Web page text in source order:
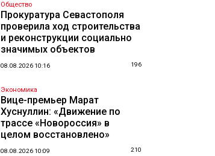
Общество
Прокуратура Севастополя
проверила ход строительства
и реконструкции социально
значимых объектов
08.08.2026 10:16 196
Экономика
Вице-премьер Марат
Хуснуллин: «Движение по
трассе «Новороссия» в
целом восстановлено»
08.08.2026 10:09 210